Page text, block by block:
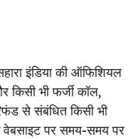
इंडिया की ऑफिशियल
किसी भी फर्जी कॉल,
से संबंधित किसी भी
पर समय-समय पर